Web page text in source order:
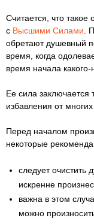
Считается, что
с Высшими Силами .
обретают душевный
время, когда
время начала
Ее сила заключается
избавления от многих
Перед началом
некоторые
следует очистить
искренне
важна в этом
можно